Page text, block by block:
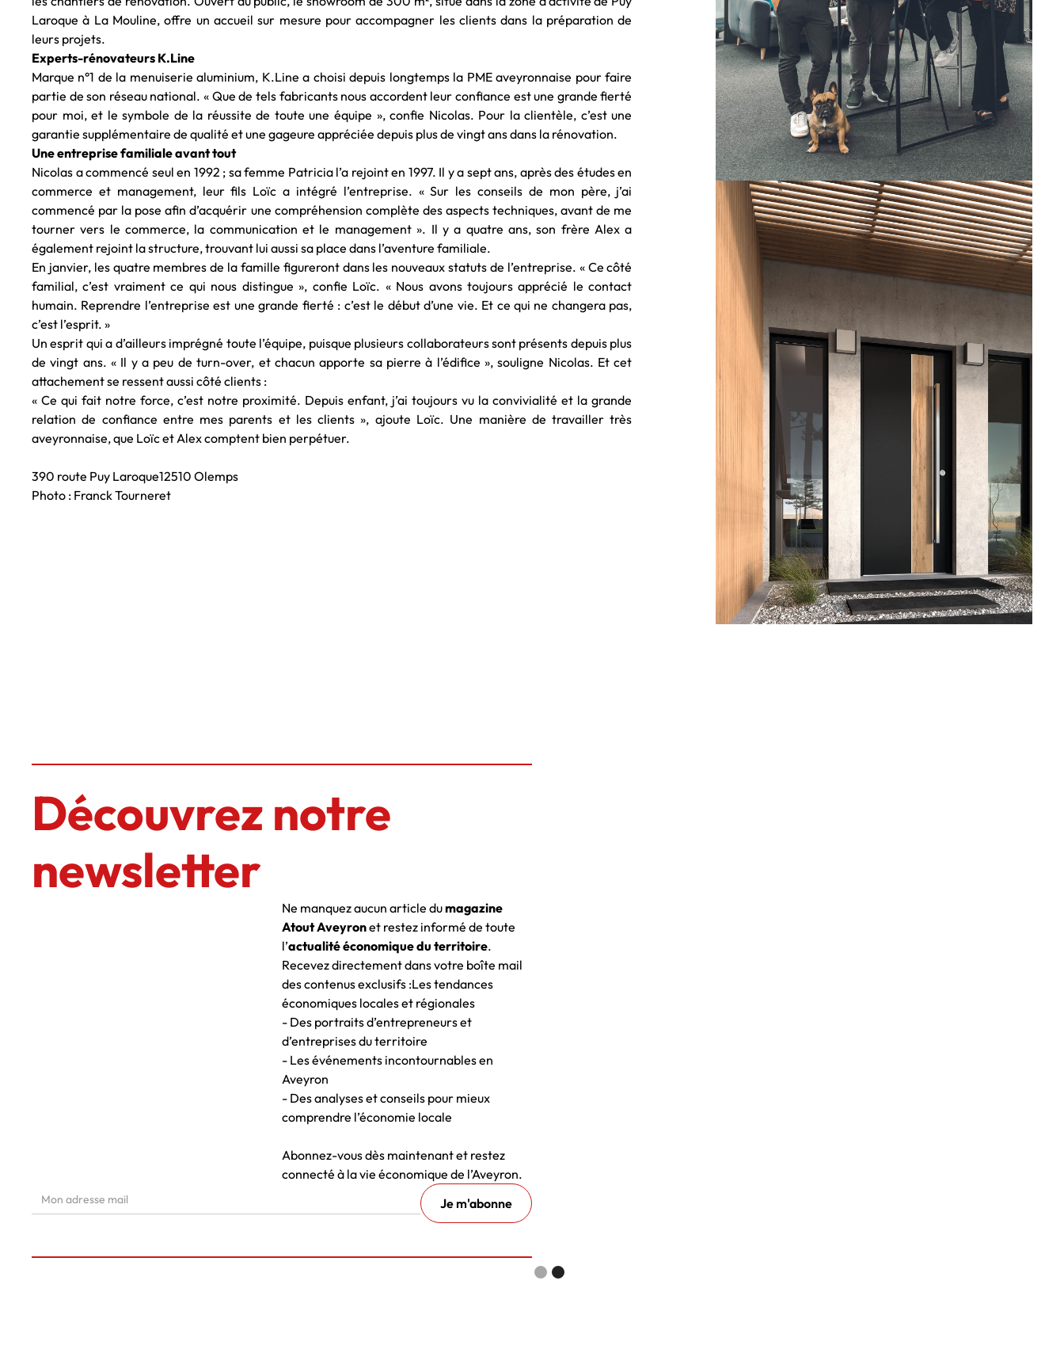
Laroque à La Mouline, offre un accueil sur mesure pour accompagner les clients dans la préparation de
leurs projets.
Experts-rénovateurs K.Line
Marque n°1 de la menuiserie aluminium, K.Line a choisi depuis longtemps la PME aveyronnaise pour faire
partie de son réseau national. « Que de tels fabricants nous accordent leur confiance est une grande fierté
pour moi, et le symbole de la réussite de toute une équipe », confie Nicolas. Pour la clientèle, c’est une
garantie supplémentaire de qualité et une gageure appréciée depuis plus de vingt ans dans la rénovation.
Une entreprise familiale avant tout
Nicolas a commencé seul en 1992 ; sa femme Patricia l’a rejoint en 1997. Il y a sept ans, après des études en
commerce et management, leur fils Loïc a intégré l’entreprise. « Sur les conseils de mon père, j’ai
commencé par la pose afin d’acquérir une compréhension complète des aspects techniques, avant de me
tourner vers le commerce, la communication et le management ». Il y a quatre ans, son frère Alex a
également rejoint la structure, trouvant lui aussi sa place dans l’aventure familiale.
En janvier, les quatre membres de la famille figureront dans les nouveaux statuts de l’entreprise. « Ce côté
familial, c’est vraiment ce qui nous distingue », confie Loïc. « Nous avons toujours apprécié le contact
humain. Reprendre l’entreprise est une grande fierté : c’est le début d’une vie. Et ce qui ne changera pas,
c’est l’esprit. »
Un esprit qui a d’ailleurs imprégné toute l’équipe, puisque plusieurs collaborateurs sont présents depuis plus
de vingt ans. « Il y a peu de turn-over, et chacun apporte sa pierre à l’édifice », souligne Nicolas. Et cet
attachement se ressent aussi côté clients :
« Ce qui fait notre force, c’est notre proximité. Depuis enfant, j’ai toujours vu la convivialité et la grande
relation de confiance entre mes parents et les clients », ajoute Loïc. Une manière de travailler très
aveyronnaise, que Loïc et Alex comptent bien perpétuer.
390 route Puy Laroque12510 Olemps
Photo : Franck Tourneret
Découvrez notre
newsletter
Ne manquez aucun article dumagazine
Atout Aveyronet restez informé de toute
l’actualité économique du territoire.
Recevez directement dans votre boîte mail
des contenus exclusifs :Les tendances
économiques locales et régionales
- Des portraits d’entrepreneurs et
d’entreprises du territoire
- Les événements incontournables en
Aveyron
- Des analyses et conseils pour mieux
comprendre l’économie locale
Abonnez-vous dès maintenant et restez
connecté à la vie économique de l’Aveyron.
Slide 1 of 2.